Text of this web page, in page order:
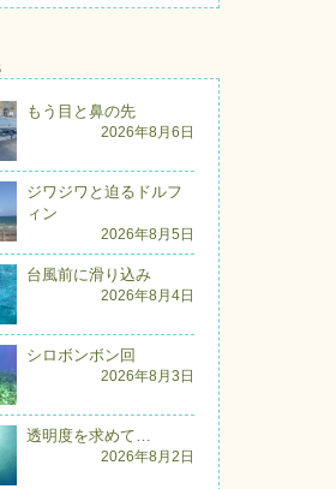
もう目と鼻の先
2026年8月6日
ジワジワと迫るドルフ
ィン
2026年8月5日
台風前に滑り込み
2026年8月4日
シロボンボン回
2026年8月3日
透明度を求めて…
2026年8月2日